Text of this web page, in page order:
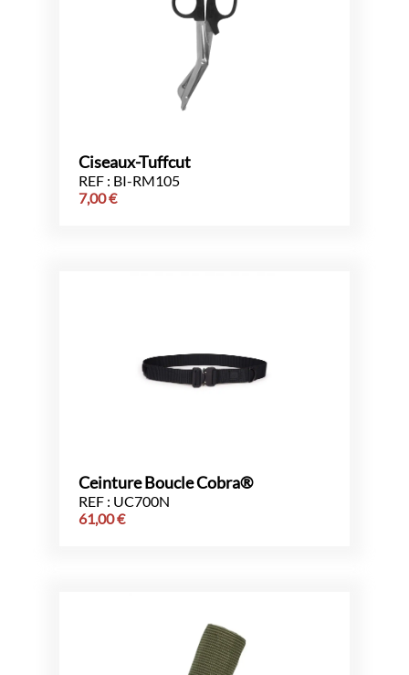
Ciseaux-Tuffcut
REF : BI-RM105
7,00€
Ceinture Boucle Cobra®
REF : UC700N
61,00€